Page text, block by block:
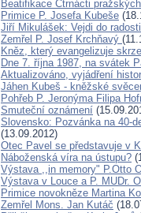
Beatifikace Čtrnácti
Primice P. Josefa Kubeše
Jiří Mikulášek: Vejdi do
Zemřel P. Josef Krchňavý
Kněz, který evangelizuje
Dne 7. října 1987, na svátek
Aktualizováno, vyjádření
Jáhen Kubeš - kněžské
Pohřeb P. Jeronýma Filipa
Smuteční oznámení
Slovensko: Pozvánka na 40-
(13.09.2012)
Otec Pavel se představuje v
Náboženská víra na ústupu?
Výstava ,,in memory" P.Otto
Výstava v Louce a P. MUDr.
Primice novokněze Martina
Zemřel Mons. Jan Kutáč